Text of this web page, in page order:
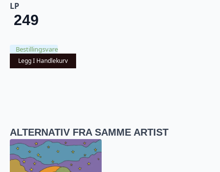
LP
249
Bestillingsvare
Legg I Handlekurv
ALTERNATIV FRA SAMME ARTIST